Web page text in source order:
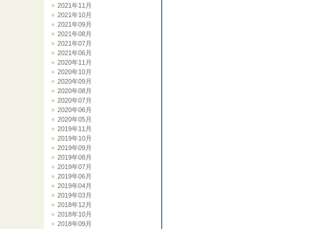
2021年11月
2021年10月
2021年09月
2021年08月
2021年07月
2021年06月
2020年11月
2020年10月
2020年09月
2020年08月
2020年07月
2020年06月
2020年05月
2019年11月
2019年10月
2019年09月
2019年08月
2019年07月
2019年06月
2019年04月
2019年03月
2018年12月
2018年10月
2018年09月